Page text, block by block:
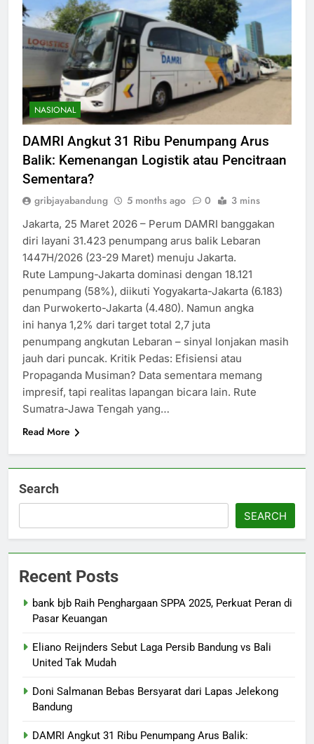
NASIONAL
DAMRI Angkut 31 Ribu Penumpang Arus
Balik: Kemenangan Logistik atau Pencitraan
Sementara?
gribjayabandung 5 months ago 0 3 mins
Jakarta, 25 Maret 2026 – Perum DAMRI banggakan
diri layani 31.423 penumpang arus balik Lebaran
1447H/2026 (23-29 Maret) menuju Jakarta.
Rute Lampung-Jakarta dominasi dengan 18.121
penumpang (58%), diikuti Yogyakarta-Jakarta (6.183)
dan Purwokerto-Jakarta (4.480). Namun angka
ini hanya 1,2% dari target total 2,7 juta
penumpang angkutan Lebaran – sinyal lonjakan masih
jauh dari puncak. Kritik Pedas: Efisiensi atau
Propaganda Musiman? Data sementara memang
impresif, tapi realitas lapangan bicara lain. Rute
Sumatra-Jawa Tengah yang…
Read More
Search
SEARCH
Recent Posts
bank bjb Raih Penghargaan SPPA 2025, Perkuat Peran di
Pasar Keuangan
Eliano Reijnders Sebut Laga Persib Bandung vs Bali
United Tak Mudah
Doni Salmanan Bebas Bersyarat dari Lapas Jelekong
Bandung
DAMRI Angkut 31 Ribu Penumpang Arus Balik: